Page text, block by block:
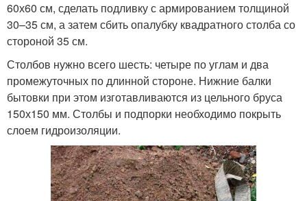
60х60 см, сделать подливку с армированием толщиной
30–35 см, а затем сбить опалубку квадратного столба со
стороной 35 см.
Столбов нужно всего шесть: четыре по углам и два
промежуточных по длинной стороне. Нижние балки
бытовки при этом изготавливаются из цельного бруса
150х150 мм. Столбы и подпорки необходимо покрыть
слоем гидроизоляции.